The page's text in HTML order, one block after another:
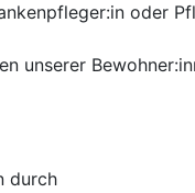
oder
unserer
durch